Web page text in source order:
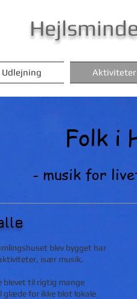
Udlejning Aktiviteter
Folk i
- musik for
blev bygget har
især musik.
blevet til rigtig mange
for ikke blot lokale